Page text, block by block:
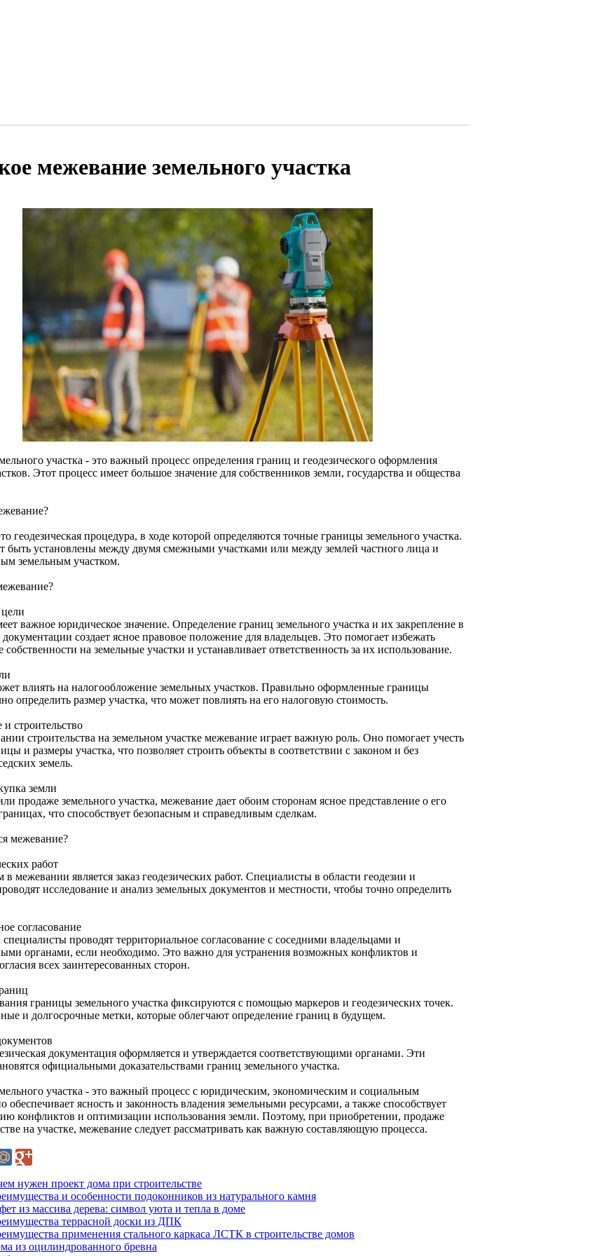
межевание земельного участка
участка - это важный процесс определения границ и геодезического оформления
Этот процесс имеет большое значение для собственников земли, государства и общества
геодезическая процедура, в ходе которой определяются точные границы земельного участка.
быть установлены между двумя смежными участками или между землей частного лица и
земельным участком.
важное юридическое значение. Определение границ земельного участка и их закрепление в
документации создает ясное правовое положение для владельцев. Это помогает избежать
собственности на земельные участки и устанавливает ответственность за их использование.
влиять на налогообложение земельных участков. Правильно оформленные границы
определить размер участка, что может повлиять на его налоговую стоимость.
строительство
строительства на земельном участке межевание играет важную роль. Оно помогает учесть
и размеры участка, что позволяет строить объекты в соответствии с законом и без
земель.
земли
продаже земельного участка, межевание дает обоим сторонам ясное представление о его
что способствует безопасным и справедливым сделкам.
межевание?
работ
межевании является заказ геодезических работ. Специалисты в области геодезии и
исследование и анализ земельных документов и местности, чтобы точно определить
согласование
проводят территориальное согласование с соседними владельцами и
органами, если необходимо. Это важно для устранения возможных конфликтов и
всех заинтересованных сторон.
границы земельного участка фиксируются с помощью маркеров и геодезических точек.
и долгосрочные метки, которые облегчают определение границ в будущем.
документация оформляется и утверждается соответствующими органами. Эти
официальными доказательствами границ земельного участка.
участка - это важный процесс с юридическим, экономическим и социальным
обеспечивает ясность и законность владения земельными ресурсами, а также способствует
конфликтов и оптимизации использования земли. Поэтому, при приобретении, продаже
на участке, межевание следует рассматривать как важную составляющую процесса.
нужен проект дома при строительстве
и особенности подоконников из натурального камня
из массива дерева: символ уюта и тепла в доме
террасной доски из ДПК
применения стального каркаса ЛСТК в строительстве домов
из оцилиндрованного бревна